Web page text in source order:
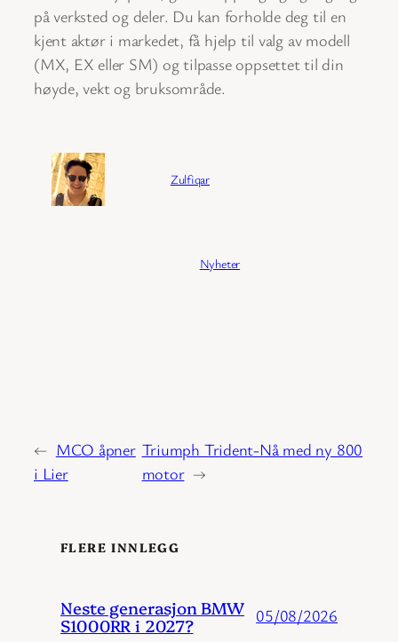
på verksted og deler. Du kan forholde deg til en
kjent aktør i markedet, få hjelp til valg av modell
(MX, EX eller SM) og tilpasse oppsettet til din
høyde, vekt og bruksområde.
Zulfiqar
Nyheter
← MCO åpner
i Lier
Triumph Trident-Nå med ny 800
motor →
FLERE INNLEGG
Neste generasjon BMW
S1000RR i 2027? 05/08/2026